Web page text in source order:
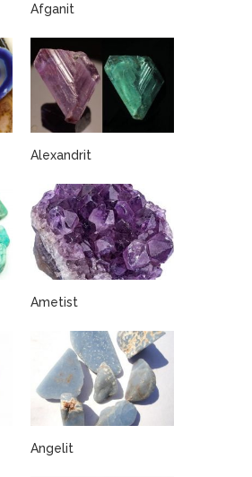
Afganit
Alexandrit
Ametist
Angelit